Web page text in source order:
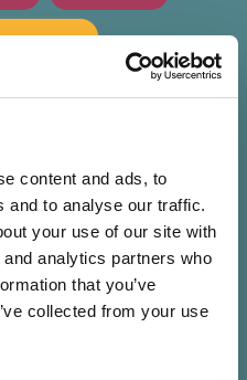
content and ads, to
and to analyse our traffic.
your use of our site with
analytics partners who
that you’ve
collected from your use
Zöld programok